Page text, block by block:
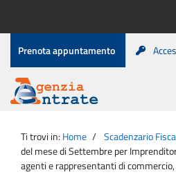
contenuto
Menu
di
servizio
Prenota appuntamento
Agenzia
Entrate
principale
Ti trovi in: Home Scadenzario
del mese di Settembre per
agenti e rappresentanti di commercio,